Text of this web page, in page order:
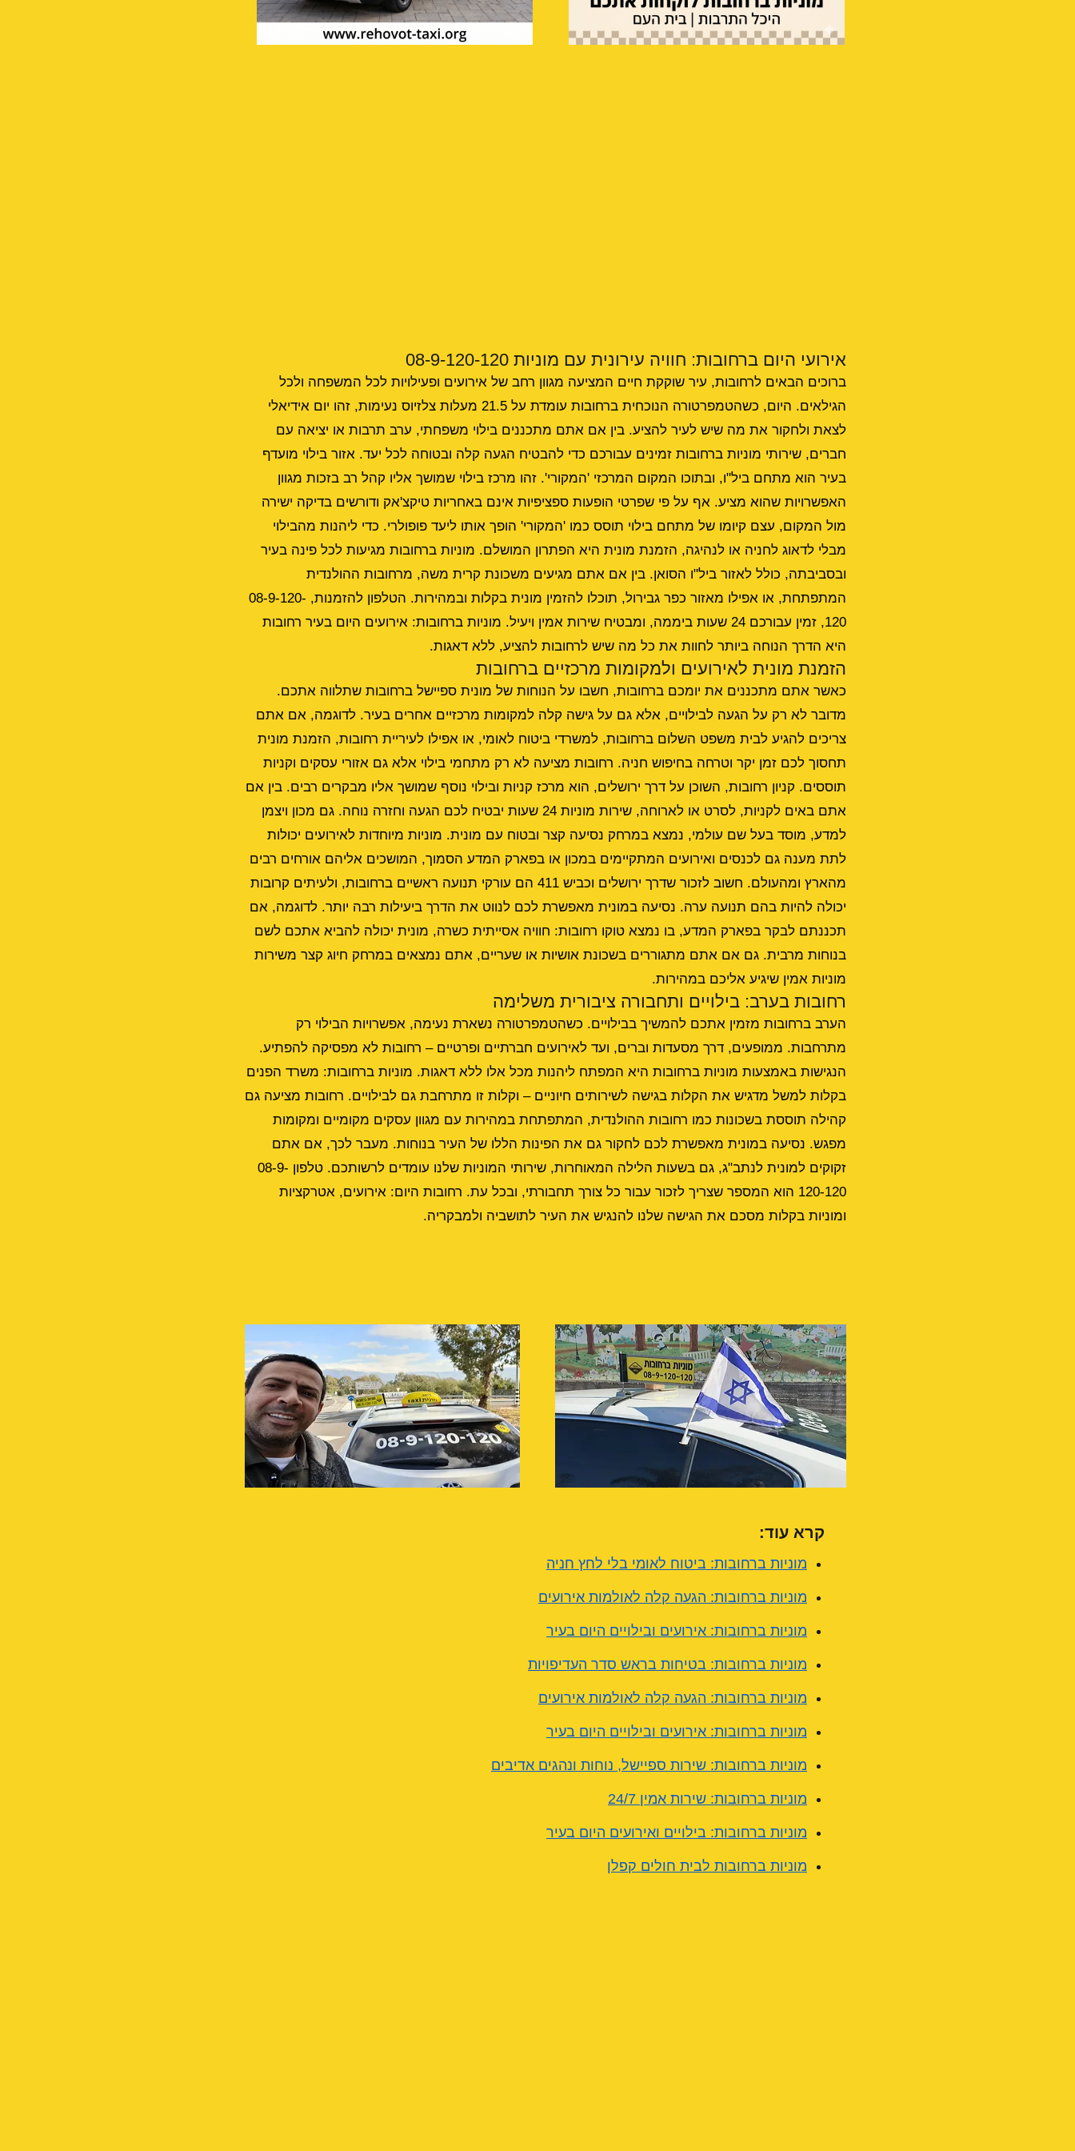
אירועי היום ברחובות: חוויה עירונית עם מוניות 08-9-120-120
ברוכים הבאים לרחובות, עיר שוקקת חיים המציעה מגוון רחב של אירועים ופעילויות לכל המשפחה ולכל
הגילאים. היום, כשהטמפרטורה הנוכחית ברחובות עומדת על 21.5 מעלות צלזיוס נעימות, זהו יום אידיאלי
לצאת ולחקור את מה שיש לעיר להציע. בין אם אתם מתכננים בילוי משפחתי, ערב תרבות או יציאה עם
חברים, שירותי מוניות ברחובות זמינים עבורכם כדי להבטיח הגעה קלה ובטוחה לכל יעד. אזור בילוי מועדף
בעיר הוא מתחם ביל"ו, ובתוכו המקום המרכזי 'המקורי'. זהו מרכז בילוי שמושך אליו קהל רב בזכות מגוון
האפשרויות שהוא מציע. אף על פי שפרטי הופעות ספציפיות אינם באחריות טיקצ'אק ודורשים בדיקה ישירה
מול המקום, עצם קיומו של מתחם בילוי תוסס כמו 'המקורי' הופך אותו ליעד פופולרי. כדי ליהנות מהבילוי
מבלי לדאוג לחניה או לנהיגה, הזמנת מונית היא הפתרון המושלם. מוניות ברחובות מגיעות לכל פינה בעיר
ובסביבתה, כולל לאזור ביל"ו הסואן. בין אם אתם מגיעים משכונת קרית משה, מרחובות ההולנדית
המתפתחת, או אפילו מאזור כפר גבירול, תוכלו להזמין מונית בקלות ובמהירות. הטלפון להזמנות, 08-9-120-
120, זמין עבורכם 24 שעות ביממה, ומבטיח שירות אמין ויעיל.
מוניות ברחובות: אירועים היום בעיר רחובות
היא הדרך הנוחה ביותר לחוות את כל מה שיש לרחובות להציע, ללא דאגות.
הזמנת מונית לאירועים ולמקומות מרכזיים ברחובות
כאשר אתם מתכננים את יומכם ברחובות, חשבו על הנוחות של מונית ספיישל ברחובות שתלווה אתכם.
מדובר לא רק על הגעה לבילויים, אלא גם על גישה קלה למקומות מרכזיים אחרים בעיר. לדוגמה, אם אתם
צריכים להגיע לבית משפט השלום ברחובות, למשרדי ביטוח לאומי, או אפילו לעיריית רחובות, הזמנת מונית
תחסוך לכם זמן יקר וטרחה בחיפוש חניה. רחובות מציעה לא רק מתחמי בילוי אלא גם אזורי עסקים וקניות
תוססים. קניון רחובות, השוכן על דרך ירושלים, הוא מרכז קניות ובילוי נוסף שמושך אליו מבקרים רבים. בין אם
אתם באים לקניות, לסרט או לארוחה, שירות מוניות 24 שעות יבטיח לכם הגעה וחזרה נוחה. גם מכון ויצמן
למדע, מוסד בעל שם עולמי, נמצא במרחק נסיעה קצר ובטוח עם מונית. מוניות מיוחדות לאירועים יכולות
לתת מענה גם לכנסים ואירועים המתקיימים במכון או בפארק המדע הסמוך, המושכים אליהם אורחים רבים
מהארץ ומהעולם. חשוב לזכור שדרך ירושלים וכביש 411 הם עורקי תנועה ראשיים ברחובות, ולעיתים קרובות
יכולה להיות בהם תנועה ערה. נסיעה במונית מאפשרת לכם לנווט את הדרך ביעילות רבה יותר. לדוגמה, אם
תכננתם לבקר בפארק המדע, בו נמצא טוקו רחובות: חוויה אסייתית כשרה, מונית יכולה להביא אתכם לשם
בנוחות מרבית. גם אם אתם מתגוררים בשכונת אושיות או שעריים, אתם נמצאים במרחק חיוג קצר משירות
מוניות אמין שיגיע אליכם במהירות.
רחובות בערב: בילויים ותחבורה ציבורית משלימה
הערב ברחובות מזמין אתכם להמשיך בבילויים. כשהטמפרטורה נשארת נעימה, אפשרויות הבילוי רק
מתרחבות. ממופעים, דרך מסעדות וברים, ועד לאירועים חברתיים ופרטיים – רחובות לא מפסיקה להפתיע.
הנגישות באמצעות מוניות ברחובות היא המפתח ליהנות מכל אלו ללא דאגות. מוניות ברחובות: משרד הפנים
בקלות למשל מדגיש את הקלות בגישה לשירותים חיוניים – וקלות זו מתרחבת גם לבילויים. רחובות מציעה גם
קהילה תוססת בשכונות כמו רחובות ההולנדית, המתפתחת במהירות עם מגוון עסקים מקומיים ומקומות
מפגש. נסיעה במונית מאפשרת לכם לחקור גם את הפינות הללו של העיר בנוחות. מעבר לכך, אם אתם
זקוקים למונית לנתב"ג, גם בשעות הלילה המאוחרות, שירותי המוניות שלנו עומדים לרשותכם. טלפון 08-9-
120-120 הוא המספר שצריך לזכור עבור כל צורך תחבורתי, ובכל עת.
רחובות היום: אירועים, אטרקציות
ומוניות בקלות מסכם את הגישה שלנו להנגיש את העיר לתושביה ולמבקריה.
קרא עוד:
מוניות ברחובות: ביטוח לאומי בלי לחץ חניה
מוניות ברחובות: הגעה קלה לאולמות אירועים
מוניות ברחובות: אירועים ובילויים היום בעיר
מוניות ברחובות: בטיחות בראש סדר העדיפויות
מוניות ברחובות: הגעה קלה לאולמות אירועים
מוניות ברחובות: אירועים ובילויים היום בעיר
מוניות ברחובות: שירות ספיישל, נוחות ונהגים אדיבים
מוניות ברחובות: שירות אמין 24/7
מוניות ברחובות: בילויים ואירועים היום בעיר
מוניות ברחובות לבית חולים קפלן